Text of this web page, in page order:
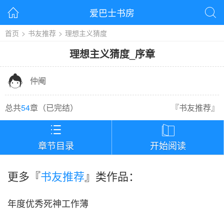
 爱巴士书房 
首页 > 书友推荐 > 理想主义猜度
理想主义猜度_ 序章
 仲阉
总共54章（已完结） 『书友推荐』

章节目录

开始阅读
更多『书友推荐』类作品：
年度优秀死神工作薄